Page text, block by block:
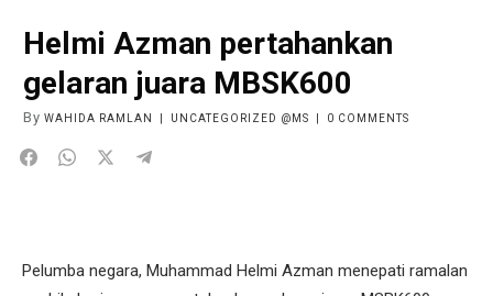
Helmi Azman pertahankan
gelaran juara MBSK600
By WAHIDA RAMLAN UNCATEGORIZED @MS 0 COMMENTS
Pelumba negara, Muhammad Helmi Azman menepati ramalan